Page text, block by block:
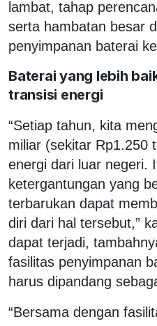
lambat, tahap
serta hambatan besar
penyimpanan baterai
Baterai yang lebih
transisi energi
“Setiap tahun, kita
miliar (sekitar Rp1.250
energi dari luar negeri.
ketergantungan yang
terbarukan dapat
diri dari hal tersebut,”
dapat terjadi,
fasilitas penyimpanan
harus dipandang
“Bersama dengan